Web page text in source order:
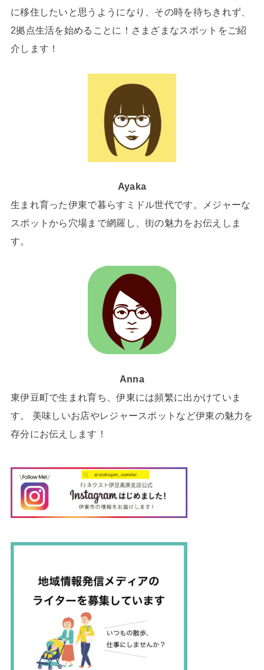
に移住したいと思うようになり、その時を待ちきれず、
2拠点生活を始めることに！さまざまなスポットをご紹
介します！
Ayaka
生まれ育った伊東で暮らすミドル世代です。メジャーな
スポットから穴場まで網羅し、街の魅力をお伝えしま
す。
Anna
東伊豆町で生まれ育ち、伊東には頻繁に出かけていま
す。 美味しいお店やレジャースポットなど伊東の魅力を
存分にお伝えします！